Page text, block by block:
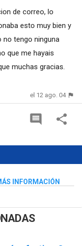
de correo, lo
esto muy bien y
no tengo ninguna
que me hayais
muchas gracias.
el 12 ago. 04
INFORMACIÓN